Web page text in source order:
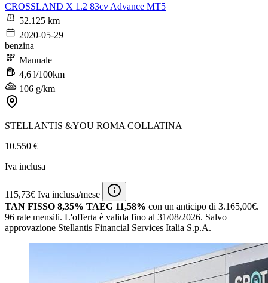
CROSSLAND X 1.2 83cv Advance MT5
52.125 km
2020-05-29
benzina
Manuale
4,6 l/100km
106 g/km
STELLANTIS &YOU ROMA COLLATINA
10.550 €
Iva inclusa
115,73€ Iva inclusa/mese
TAN FISSO 8,35% TAEG 11,58% con un anticipo di 3.165,00€.
96 rate mensili. L'offerta è valida fino al 31/08/2026. Salvo
approvazione Stellantis Financial Services Italia S.p.A.